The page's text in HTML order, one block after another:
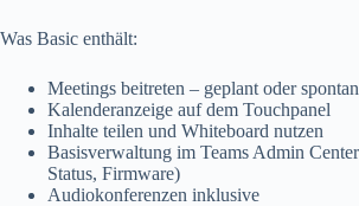
Was Basic enthält:
Meetings beitreten – geplant oder
Kalenderanzeige auf dem Touchpanel
Inhalte teilen und Whiteboard nutzen
Basisverwaltung im Teams Admin
Status, Firmware)
Audiokonferenzen inklusive